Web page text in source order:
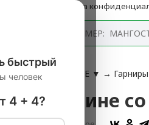
Политика
В АССОРТИМЕНТЕ ▼ → Гарниры
в вине
быстрый
человек
4 + 4?